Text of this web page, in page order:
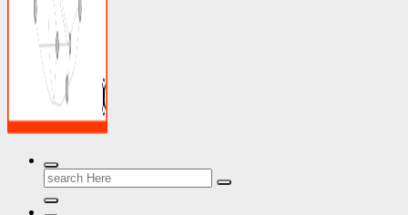
Unsere Software - Ihr Schlüssel zum Erfolg
Search
for: